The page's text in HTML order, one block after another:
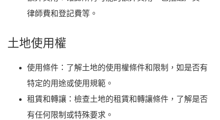
律師費和登記費等。
土地使用權
使用條件 ：了解土地的使用權條件和限制，如是否有
特定的用途或使用規範。
租賃和轉讓 ：檢查土地的租賃和轉讓條件，了解是否
有任何限制或特殊要求。